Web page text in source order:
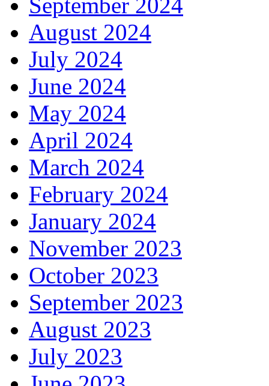
August 2024
July 2024
June 2024
May 2024
April 2024
March 2024
February 2024
January 2024
November 2023
October 2023
September 2023
August 2023
July 2023